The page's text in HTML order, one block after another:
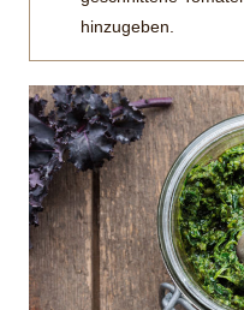
hinzugeben.